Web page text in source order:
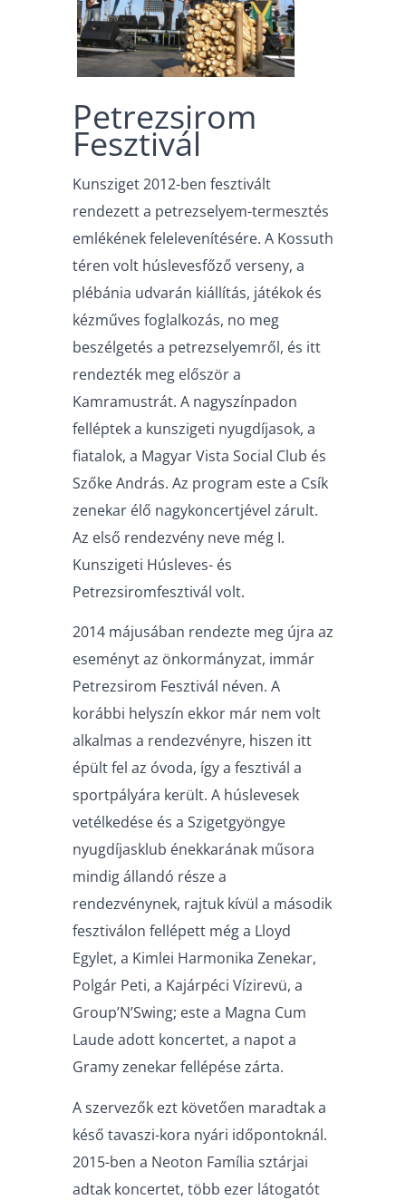
Petrezsirom
Fesztivál
Kunsziget 2012-ben fesztivált
rendezett a petrezselyem-termesztés
emlékének felelevenítésére. A Kossuth
téren volt húslevesfőző verseny, a
plébánia udvarán kiállítás, játékok és
kézműves foglalkozás, no meg
beszélgetés a petrezselyemről, és itt
rendezték meg először a
Kamramustrát. A nagyszínpadon
felléptek a kunszigeti nyugdíjasok, a
fiatalok, a Magyar Vista Social Club és
Szőke András. Az program este a Csík
zenekar élő nagykoncertjével zárult.
Az első rendezvény neve még I.
Kunszigeti Húsleves- és
Petrezsiromfesztivál volt.
2014 májusában rendezte meg újra az
eseményt az önkormányzat, immár
Petrezsirom Fesztivál néven. A
korábbi helyszín ekkor már nem volt
alkalmas a rendezvényre, hiszen itt
épült fel az óvoda, így a fesztivál a
sportpályára került. A húslevesek
vetélkedése és a Szigetgyöngye
nyugdíjasklub énekkarának műsora
mindig állandó része a
rendezvénynek, rajtuk kívül a második
fesztiválon fellépett még a Lloyd
Egylet, a Kimlei Harmonika Zenekar,
Polgár Peti, a Kajárpéci Vízirevü, a
Group’N’Swing; este a Magna Cum
Laude adott koncertet, a napot a
Gramy zenekar fellépése zárta.
A szervezők ezt követően maradtak a
késő tavaszi-kora nyári időpontoknál.
2015-ben a Neoton Família sztárjai
adtak koncertet, több ezer látogatót